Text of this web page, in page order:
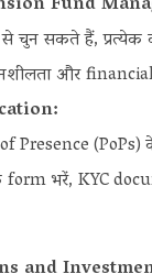
से चुन सकते हैं,
और
of Presence
भरें, KYC